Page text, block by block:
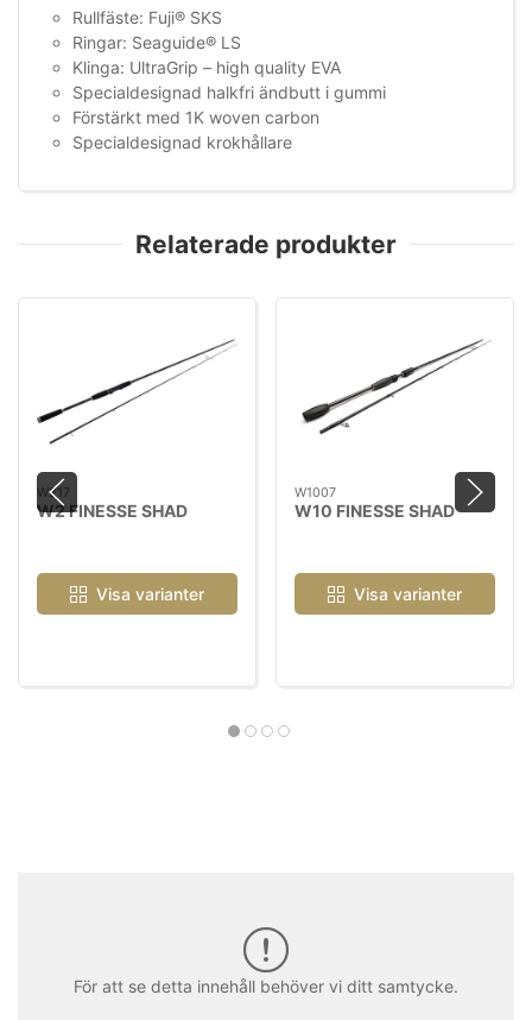
Rullfäste: Fuji® SKS
Ringar: Seaguide® LS
Klinga: UltraGrip – high quality EVA
Specialdesignad halkfri ändbutt i gummi
Förstärkt med 1K woven carbon
Specialdesignad krokhållare
Relaterade produkter
W217
W2 FINESSE SHAD
Visa varianter
W1007
W10 FINESSE SHAD
Visa varianter
För att se detta innehåll behöver vi ditt samtycke.